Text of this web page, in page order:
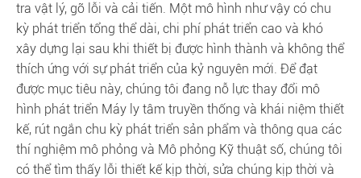
tra vật lý, gỡ lỗi và cải tiến. Một mô hình như vậy có chu
kỳ phát triển tổng thể dài, chi phí phát triển cao và khó
xây dựng lại sau khi thiết bị được hình thành và không thể
thích ứng với sự phát triển của kỷ nguyên mới. Để đạt
được mục tiêu này, chúng tôi đang nỗ lực thay đổi mô
hình phát triển Máy ly tâm truyền thống và khái niệm thiết
kế, rút ngắn chu kỳ phát triển sản phẩm và thông qua các
thí nghiệm mô phỏng và Mô phỏng Kỹ thuật số, chúng tôi
có thể tìm thấy lỗi thiết kế kịp thời, sửa chúng kịp thời và